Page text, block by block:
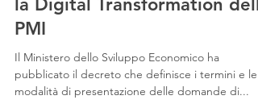
8 ott 2020 Tempo di lettura: 3 min
Bandi
Il MISE pubblica il bando per
la Digital Transformation